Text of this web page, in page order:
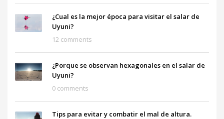
¿Cual es la mejor época para visitar el salar de
Uyuni?
12 comments
¿Porque se observan hexagonales en el salar de
Uyuni?
0 comments
Tips para evitar y combatir el mal de altura.